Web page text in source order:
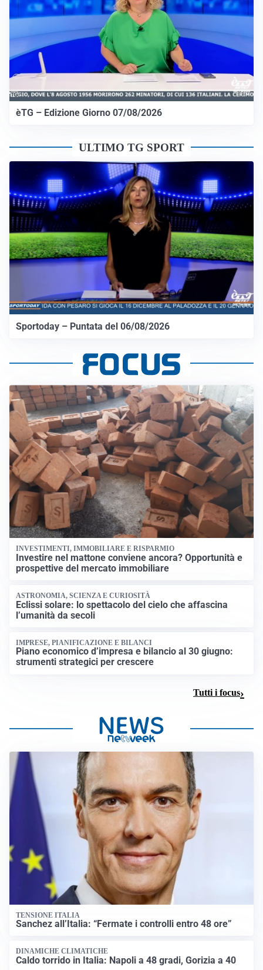
èTG – Edizione Giorno 07/08/2026
ULTIMO TG SPORT
Sportoday – Puntata del 06/08/2026
INVESTIMENTI, IMMOBILIARE E RISPARMIO
Investire nel mattone conviene ancora? Opportunità e
prospettive del mercato immobiliare
ASTRONOMIA, SCIENZA E CURIOSITÀ
Eclissi solare: lo spettacolo del cielo che affascina
l’umanità da secoli
IMPRESE, PIANIFICAZIONE E BILANCI
Piano economico d’impresa e bilancio al 30 giugno:
strumenti strategici per crescere
Tutti i focus
TENSIONE ITALIA
Sanchez all’Italia: “Fermate i controlli entro 48 ore”
DINAMICHE CLIMATICHE
Caldo torrido in Italia: Napoli a 48 gradi, Gorizia a 40